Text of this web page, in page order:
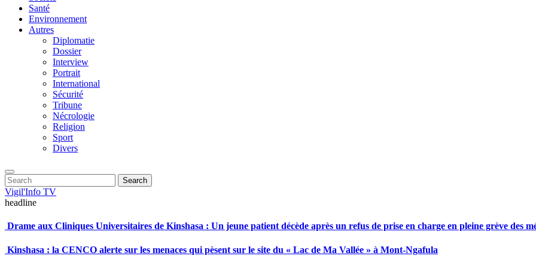
Santé
Environnement
Autres
Diplomatie
Dossier
Interview
Portrait
International
Sécurité
Tribune
Nécrologie
Religion
Sport
Divers
Enter
Keyword
Search
for:
Search
Search
Vigil'Info TV
headline
Drame aux Cliniques Universitaires de Kinshasa : Un jeune patient décède après un refus de prise en charge en pleine grève des
Kinshasa : la CENCO alerte sur les menaces qui pèsent sur le site du « Lac de Ma Vallée » à Mont-Ngafula